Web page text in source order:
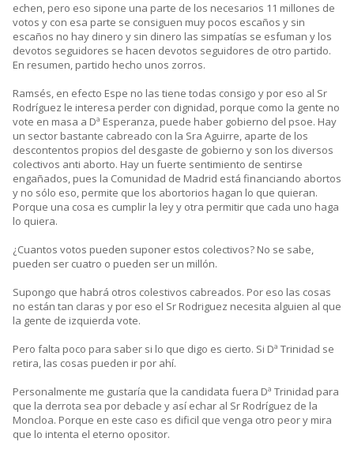
echen, pero eso sipone una parte de los necesarios 11 millones de
votos y con esa parte se consiguen muy pocos escaños y sin
escaños no hay dinero y sin dinero las simpatías se esfuman y los
devotos seguidores se hacen devotos seguidores de otro partido.
En resumen, partido hecho unos zorros.
Ramsés, en efecto Espe no las tiene todas consigo y por eso al Sr
Rodríguez le interesa perder con dignidad, porque como la gente no
vote en masa a Dª Esperanza, puede haber gobierno del psoe. Hay
un sector bastante cabreado con la Sra Aguirre, aparte de los
descontentos propios del desgaste de gobierno y son los diversos
colectivos anti aborto. Hay un fuerte sentimiento de sentirse
engañados, pues la Comunidad de Madrid está financiando abortos
y no sólo eso, permite que los abortorios hagan lo que quieran.
Porque una cosa es cumplir la ley y otra permitir que cada uno haga
lo quiera.
¿Cuantos votos pueden suponer estos colectivos? No se sabe,
pueden ser cuatro o pueden ser un millón.
Supongo que habrá otros colestivos cabreados. Por eso las cosas
no están tan claras y por eso el Sr Rodriguez necesita alguien al que
la gente de izquierda vote.
Pero falta poco para saber si lo que digo es cierto. Si Dª Trinidad se
retira, las cosas pueden ir por ahí.
Personalmente me gustaría que la candidata fuera Dª Trinidad para
que la derrota sea por debacle y así echar al Sr Rodríguez de la
Moncloa. Porque en este caso es dificil que venga otro peor y mira
que lo intenta el eterno opositor.